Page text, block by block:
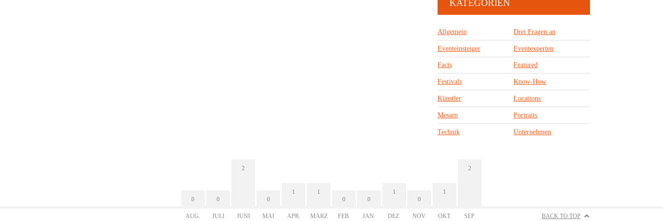
KATEGORIEN
Allgemein Drei Fragen an
Eventeinsteiger Eventexperten
Facts Featured
Festivals Know-How
Künstler Locations
Messen Portraits
Technik Unternehmen
0
AUG.
0
JULI
2
JUNI
0
MAI
1
APR.
1
MÄRZ
0
FEB.
0
JAN.
1
DEZ.
0
NOV.
1
OKT.
2
SEP. BACK TO TOP